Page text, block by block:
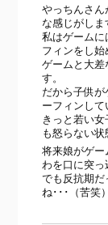
やっちんさ
な感じがしま
私はゲーム
フィンをし始
ゲームと大差
す。
だから子供
ーフィンして
きっと若い
も怒らない状
将来娘がゲー
わを口に突っ
でも反抗期
ね･･･（苦笑）